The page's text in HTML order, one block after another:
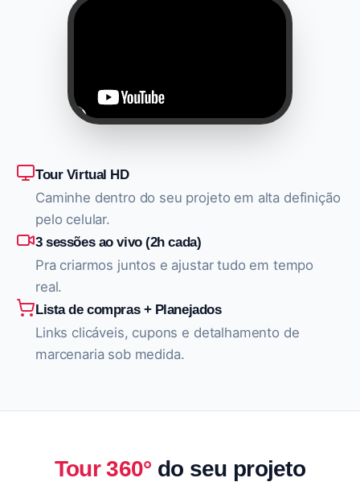
Tour Virtual HD
Caminhe dentro do seu projeto em alta definição
pelo celular.
3 sessões ao vivo (2h cada)
Pra criarmos juntos e ajustar tudo em tempo
real.
Lista de compras + Planejados
Links clicáveis, cupons e detalhamento de
marcenaria sob medida.
Tour 360° do seu projeto